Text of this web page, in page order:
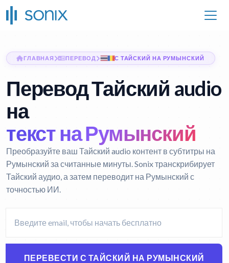
ГЛАВНАЯ ПЕРЕВОД С ТАЙСКИЙ НА РУМЫНСКИЙ
Перевод Тайский audio
на
текст на Румынский
Преобразуйте ваш Тайский audio контент в субтитры на
Румынский за считанные минуты. Sonix транскрибирует
Тайский аудио, а затем переводит на Румынский с
точностью ИИ.
ПЕРЕВЕСТИ С ТАЙСКИЙ НА РУМЫНСКИЙ